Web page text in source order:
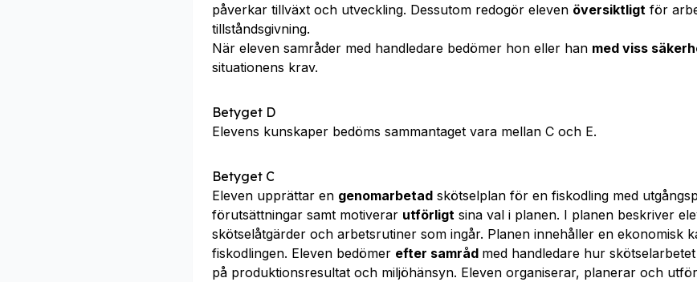
påverkar tillväxt och utveckling. Dessutom redogör eleven översiktligt för
tillståndsgivning.
När eleven samråder med handledare bedömer hon eller han med viss
situationens krav.
Betyget D
Elevens kunskaper bedöms sammantaget vara mellan C och E.
Betyget C
Eleven upprättar en genomarbetad skötselplan för en fiskodling med
förutsättningar samt motiverar utförligt sina val i planen. I planen beskriver
skötselåtgärder och arbetsrutiner som ingår. Planen innehåller en ekonomisk
fiskodlingen. Eleven bedömer efter samråd med handledare hur
på produktionsresultat och miljöhänsyn. Eleven organiserar, planerar och utför